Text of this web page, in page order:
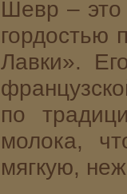
Шевр – это
гордостью
Лавки».
по
молока,
мягкую,